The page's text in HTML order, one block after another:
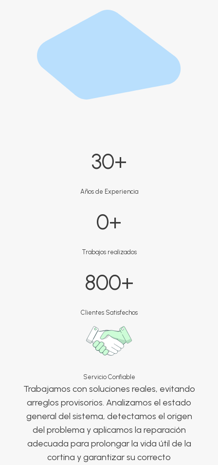
30+
Años de Experiencia
0+
Trabajos realizados
800+
Clientes Satisfechos
Servicio Confiable
Trabajamos con soluciones reales, evitando
arreglos provisorios. Analizamos el estado
general del sistema, detectamos el origen
del problema y aplicamos la reparación
adecuada para prolongar la vida útil de la
cortina y garantizar su correcto